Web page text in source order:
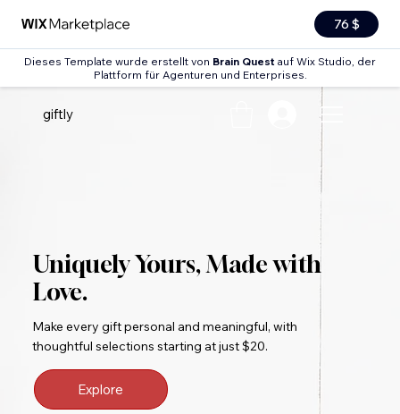
76 $
Dieses Template wurde erstellt von Brain Quest auf Wix Studio, der
Plattform für Agenturen und Enterprises.